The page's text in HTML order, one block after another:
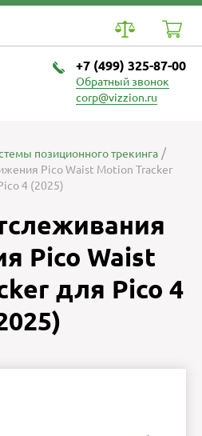
+7 (499) 325-87-00
Обратный звонок
corp@vizzion.ru
позиционного трекинга
Pico Waist Motion Tracker
4 (2025)
Pico Waist
для Pico 4